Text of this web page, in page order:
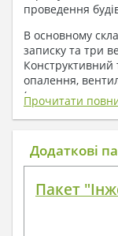
проведення
В основному
записку та три
опалення,
( купується за
1. До складу
входять:
План
Фасади
Прочитати
Додаткові
Пакет